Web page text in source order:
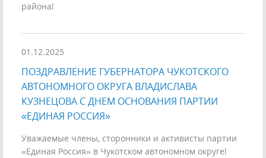
района!
01.12.2025
ПОЗДРАВЛЕНИЕ ГУБЕРНАТОРА ЧУКОТСКОГО
АВТОНОМНОГО ОКРУГА ВЛАДИСЛАВА
КУЗНЕЦОВА С ДНЕМ ОСНОВАНИЯ ПАРТИИ
«ЕДИНАЯ РОССИЯ»
Уважаемые члены, сторонники и активисты партии
«Единая Россия» в Чукотском автономном округе!